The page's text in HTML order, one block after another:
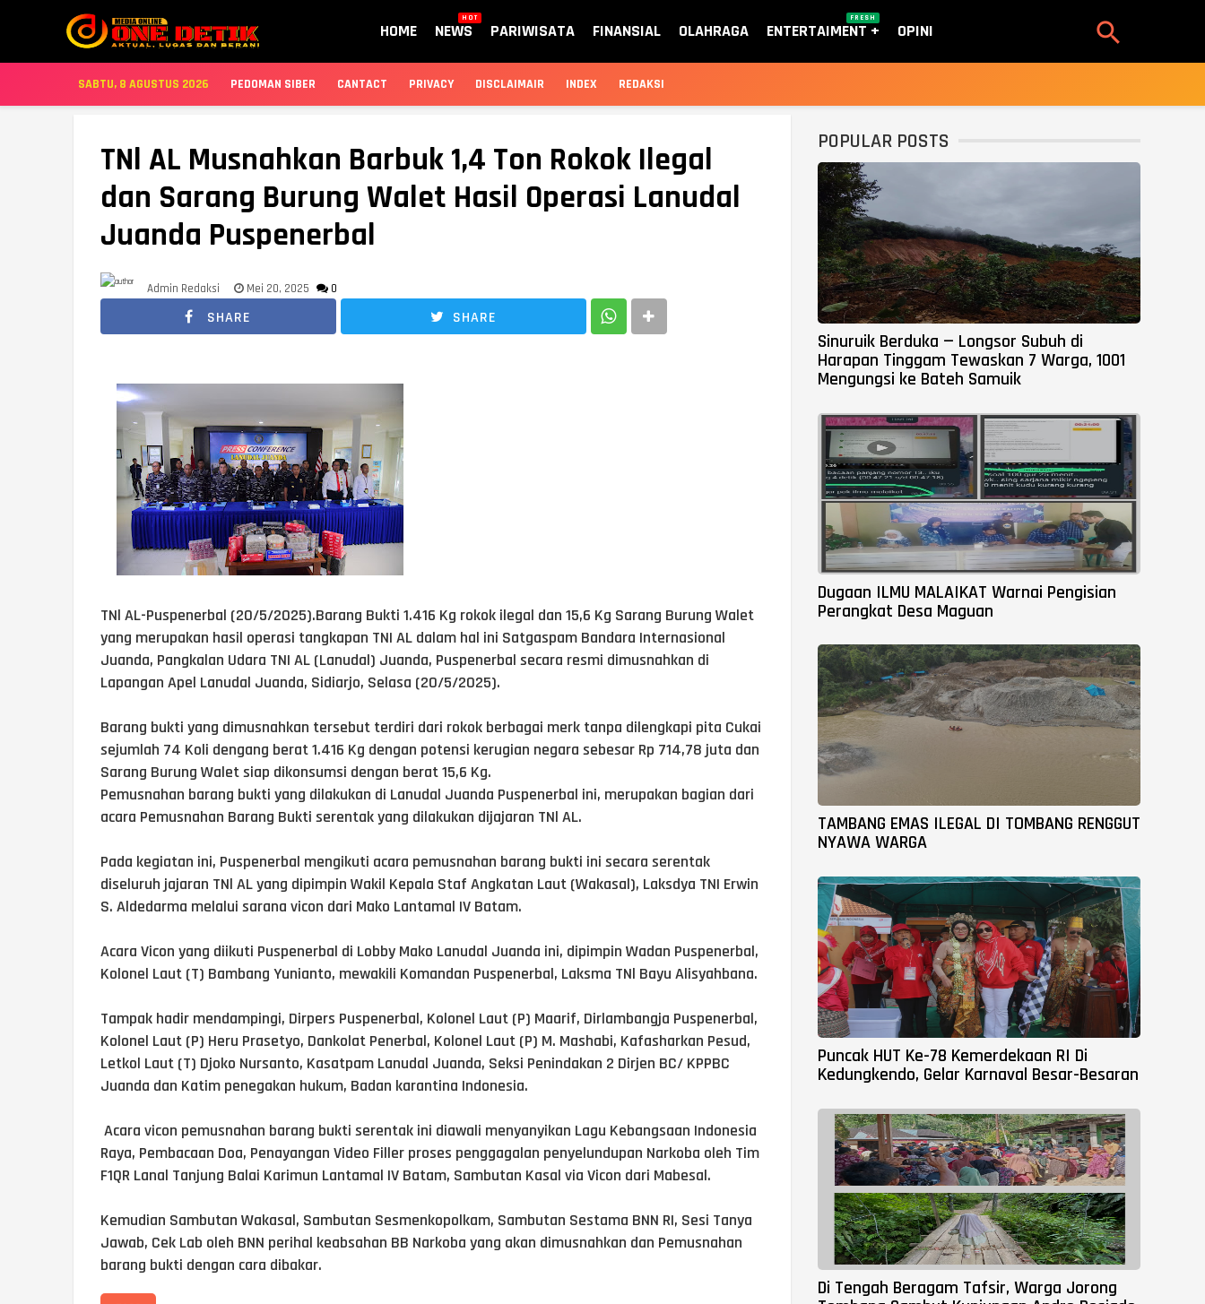
HOME NEWS
HOT
PARIWISATA FINANSIAL OLAHRAGA ENTERTAIMENT
FRESH
OPINI 
SABTU, 8 AGUSTUS 2026 PEDOMAN SIBER CANTACT PRIVACY DISCLAIMAIR INDEX REDAKSI
TNl AL Musnahkan Barbuk 1,4 Ton Rokok Ilegal
dan Sarang Burung Walet Hasil Operasi Lanudal
Juanda Puspenerbal
Admin Redaksi Mei 20, 2025 0
SHARE SHARE
TNl AL-Puspenerbal (20/5/2025).Barang Bukti 1.416 Kg rokok ilegal dan 15,6 Kg Sarang Burung Walet
yang merupakan hasil operasi tangkapan TNI AL dalam hal ini Satgaspam Bandara Internasional
Juanda, Pangkalan Udara TNI AL (Lanudal) Juanda, Puspenerbal secara resmi dimusnahkan di
Lapangan Apel Lanudal Juanda, Sidiarjo, Selasa (20/5/2025).
Barang bukti yang dimusnahkan tersebut terdiri dari rokok berbagai merk tanpa dilengkapi pita Cukai
sejumlah 74 Koli dengang berat 1.416 Kg dengan potensi kerugian negara sebesar Rp 714,78 juta dan
Sarang Burung Walet siap dikonsumsi dengan berat 15,6 Kg.
Pemusnahan barang bukti yang dilakukan di Lanudal Juanda Puspenerbal ini, merupakan bagian dari
acara Pemusnahan Barang Bukti serentak yang dilakukan dijajaran TNl AL.
Pada kegiatan ini, Puspenerbal mengikuti acara pemusnahan barang bukti ini secara serentak
diseluruh jajaran TNl AL yang dipimpin Wakil Kepala Staf Angkatan Laut (Wakasal), Laksdya TNI Erwin
S. Aldedarma melalui sarana vicon dari Mako Lantamal IV Batam.
Acara Vicon yang diikuti Puspenerbal di Lobby Mako Lanudal Juanda ini, dipimpin Wadan Puspenerbal,
Kolonel Laut (T) Bambang Yunianto, mewakili Komandan Puspenerbal, Laksma TNl Bayu Alisyahbana.
Tampak hadir mendampingi, Dirpers Puspenerbal, Kolonel Laut (P) Maarif, Dirlambangja Puspenerbal,
Kolonel Laut (P) Heru Prasetyo, Dankolat Penerbal, Kolonel Laut (P) M. Mashabi, Kafasharkan Pesud,
Letkol Laut (T) Djoko Nursanto, Kasatpam Lanudal Juanda, Seksi Penindakan 2 Dirjen BC/ KPPBC
Juanda dan Katim penegakan hukum, Badan karantina Indonesia.
Acara vicon pemusnahan barang bukti serentak ini diawali menyanyikan Lagu Kebangsaan Indonesia
Raya, Pembacaan Doa, Penayangan Video Filler proses penggagalan penyelundupan Narkoba oleh Tim
F1QR Lanal Tanjung Balai Karimun Lantamal IV Batam, Sambutan Kasal via Vicon dari Mabesal.
Kemudian Sambutan Wakasal, Sambutan Sesmenkopolkam, Sambutan Sestama BNN RI, Sesi Tanya
Jawab, Cek Lab oleh BNN perihal keabsahan BB Narkoba yang akan dimusnahkan dan Pemusnahan
barang bukti dengan cara dibakar.
POPULAR POSTS
Sinuruik Berduka — Longsor Subuh di
Harapan Tinggam Tewaskan 7 Warga, 1001
Mengungsi ke Bateh Samuik
Dugaan ILMU MALAIKAT Warnai Pengisian
Perangkat Desa Maguan
TAMBANG EMAS ILEGAL DI TOMBANG RENGGUT
NYAWA WARGA
Puncak HUT Ke-78 Kemerdekaan RI Di
Kedungkendo, Gelar Karnaval Besar-Besaran
Di Tengah Beragam Tafsir, Warga Jorong